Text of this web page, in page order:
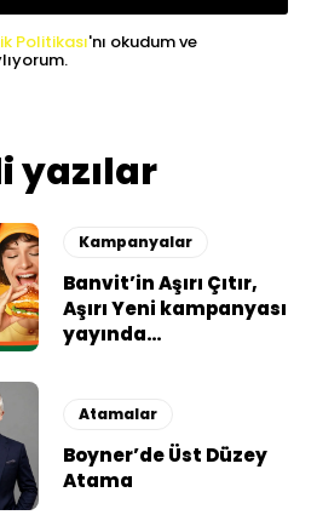
Politikası'nı okudum ve
yazılar
Kampanyalar
Banvit’in Aşırı Çıtır,
Aşırı Yeni kampanyası
yayında…
Atamalar
Boyner’de Üst Düzey
Atama